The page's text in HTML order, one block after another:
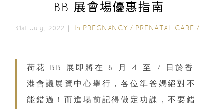
BB 展會場優惠指南
31st July, 2022｜ In PREGNANCY / PRENATAL CARE /
荷花 BB 展即將在 8 月 4 至 7 日於香
港會議展覽中心舉行，各位準爸媽絕對不
能錯過！而進場前記得做定功課，不要錯